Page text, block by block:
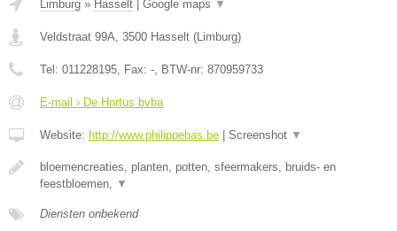
Limburg » Hasselt Google maps ▼
Veldstraat 99A, 3500 Hasselt (Limburg)
Tel: 011228195, Fax: -, BTW-nr: 870959733
E-mail › De Hortus bvba
Website: http://www.philippebas.be Screenshot ▼
bloemencreaties, planten, potten, sfeermakers, bruids- en
feestbloemen, ▼
Diensten onbekend